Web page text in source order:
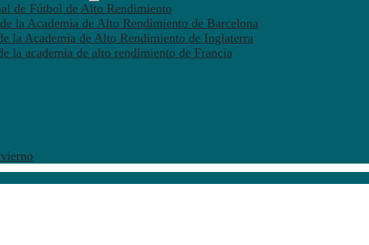
de Fútbol de Alto Rendimiento
la Academia de Alto Rendimiento de Barcelona
la Academia de Alto Rendimiento de Inglaterra
la academia de alto rendimiento de Francia